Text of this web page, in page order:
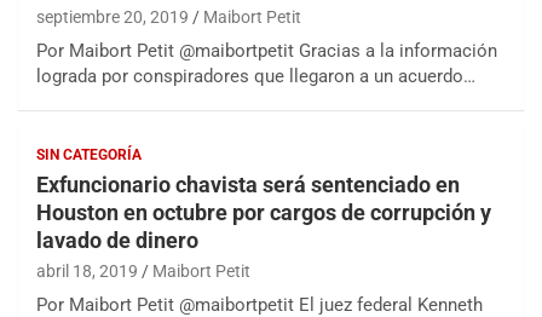
septiembre 20, 2019 Maibort Petit
Por Maibort Petit @maibortpetit Gracias a la información
lograda por conspiradores que llegaron a un acuerdo…
SIN CATEGORÍA
Exfuncionario chavista será sentenciado en
Houston en octubre por cargos de corrupción y
lavado de dinero
abril 18, 2019 Maibort Petit
Por Maibort Petit @maibortpetit El juez federal Kenneth